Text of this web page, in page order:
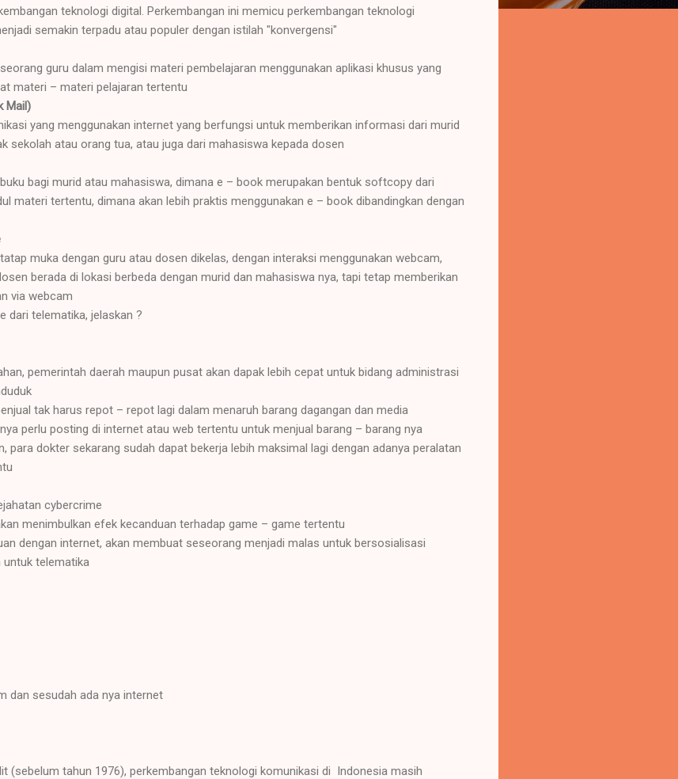
teknologi digital. Perkembangan ini memicu perkembangan teknologi
semakin terpadu atau populer dengan istilah "konvergensi"
guru dalam mengisi materi pembelajaran menggunakan aplikasi khusus yang
materi – materi pelajaran tertentu
Mail)
yang menggunakan internet yang berfungsi untuk memberikan informasi dari murid
sekolah atau orang tua, atau juga dari mahasiswa kepada dosen
bagi murid atau mahasiswa, dimana e – book merupakan bentuk softcopy dari
materi tertentu, dimana akan lebih praktis menggunakan e – book dibandingkan dengan
muka dengan guru atau dosen dikelas, dengan interaksi menggunakan webcam,
berada di lokasi berbeda dengan murid dan mahasiswa nya, tapi tetap memberikan
via webcam
dari telematika, jelaskan ?
pemerintah daerah maupun pusat akan dapak lebih cepat untuk bidang administrasi
tak harus repot – repot lagi dalam menaruh barang dagangan dan media
perlu posting di internet atau web tertentu untuk menjual barang – barang nya
para dokter sekarang sudah dapat bekerja lebih maksimal lagi dengan adanya peralatan
cybercrime
menimbulkan efek kecanduan terhadap game – game tertentu
dengan internet, akan membuat seseorang menjadi malas untuk bersosialisasi
untuk telematika
dan sesudah ada nya internet
(sebelum tahun 1976), perkembangan teknologi komunikasi di Indonesia masih